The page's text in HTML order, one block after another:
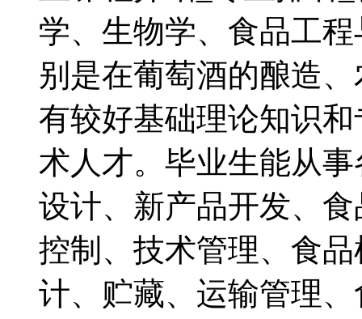
学、生物学、食品工
别是在葡萄酒的酿造
有较好基础理论知识
术人才。毕业生能从
设计、新产品开发、
控制、技术管理、食
计、贮藏、运输管理